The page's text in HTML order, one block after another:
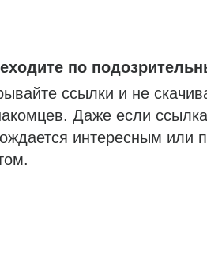
по
ссылки и не
Даже если ссылка
интересным или